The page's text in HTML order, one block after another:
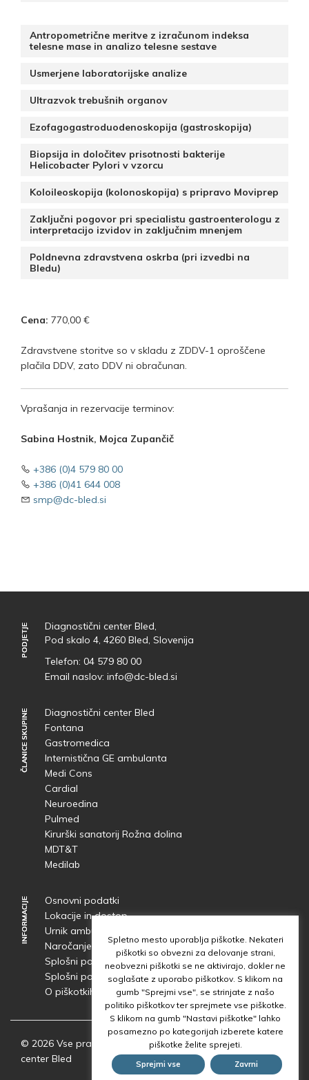
Antropometrične meritve z izračunom indeksa
telesne mase in analizo telesne sestave
Usmerjene laboratorijske analize
Ultrazvok trebušnih organov
Ezofagogastroduodenoskopija (gastroskopija)
Biopsija in določitev prisotnosti bakterije
Helicobacter Pylori v vzorcu
Koloileoskopija (kolonoskopija) s pripravo Moviprep
Zaključni pogovor pri specialistu gastroenterologu z
interpretacijo izvidov in zaključnim mnenjem
Poldnevna zdravstvena oskrba (pri izvedbi na
Bledu)
Cena: 770,00 €
Zdravstvene storitve so v skladu z ZDDV-1 oproščene
plačila DDV, zato DDV ni obračunan.
Vprašanja in rezervacije terminov:
Sabina Hostnik, Mojca Zupančič
+386 (0)4 579 80 00
+386 (0)41 644 008
smp@dc-bled.si
PODJETJE
PODJETJE
Diagnostični center Bled,
Pod skalo 4, 4260 Bled, Slovenija
Telefon: 04 579 80 00
Email naslov: info@dc-bled.si
ČLANICE SKUPINE
ČLANICE SKUPINE
Diagnostični center Bled
Fontana
Gastromedica
Internistična GE ambulanta
Medi Cons
Cardial
Neuroedina
Pulmed
Kirurški sanatorij Rožna dolina
MDT&T
Medilab
INFORMACIJE
INFORMACIJE
Osnovni podatki
Lokacije in dostop
Urnik ambulant
Naročanje in čakalne dobe
Splošni pogoji obdelave osebnih podatkov
Splošni pogoji uporabe spletnega mesta
O piškotkih
© 2026 Vse pravice pridržane | Skupina Diagnostični
center Bled
Spletno mesto uporablja piškotke. Nekateri
piškotki so obvezni za delovanje strani,
neobvezni piškotki se ne aktivirajo, dokler ne
soglašate z uporabo piškotkov. S klikom na
gumb "Sprejmi vse", se strinjate z našo
politiko piškotkov ter sprejmete vse piškotke.
S klikom na gumb "Nastavi piškotke" lahko
posamezno po kategorijah izberete katere
piškotke želite sprejeti.
Sprejmi vse Zavrni